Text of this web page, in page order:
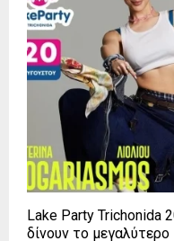
Lake Party Trichonida
δίνουν το